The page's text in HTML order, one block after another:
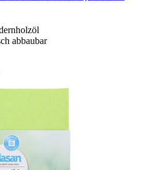
abbaubar